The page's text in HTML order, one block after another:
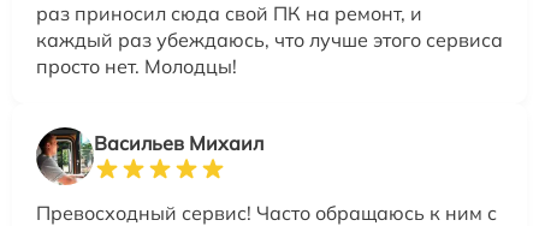
раз приносил сюда свой ПК на ремонт, и
каждый раз убеждаюсь, что лучше этого сервиса
просто нет. Молодцы!
Васильев Михаил
Превосходный сервис! Часто обращаюсь к ним с